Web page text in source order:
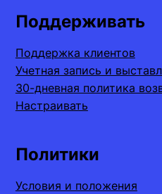
Поддерживать
Поддержка клиентов
Учетная запись и
30-дневная политика
Настраивать
Политики
Условия и положения